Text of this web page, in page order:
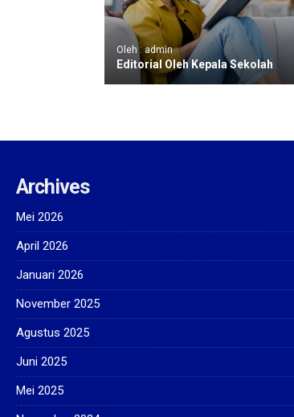
Oleh : admin
Editorial Oleh Kepala Sekolah
Archives
Mei 2026
April 2026
Januari 2026
November 2025
Agustus 2025
Juni 2025
Mei 2025